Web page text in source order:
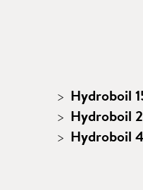
Hydroboil
Hydroboil
Hydroboil